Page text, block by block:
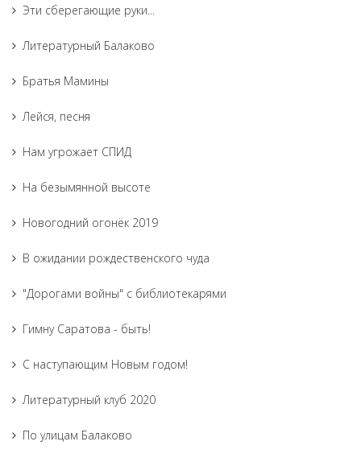
Эти сберегающие руки...
Литературный Балаково
Братья Мамины
Лейся, песня
Нам угрожает СПИД
На безымянной высоте
Новогодний огонёк 2019
В ожидании рождественского чуда
"Дорогами войны" с библиотекарями
Гимну Саратова - быть!
С наступающим Новым годом!
Литературный клуб 2020
По улицам Балаково